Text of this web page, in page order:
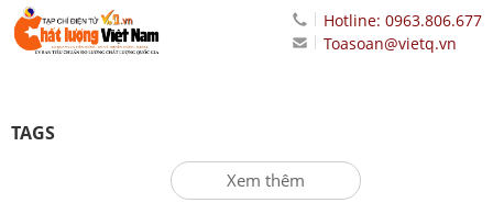
Hotline: 0963.806.677
Toasoan@vietq.vn
TAGS
Xem thêm